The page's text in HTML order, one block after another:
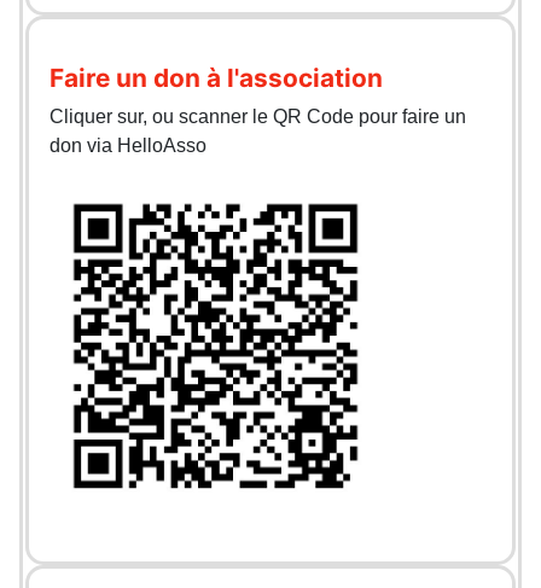
Faire un don à l'association
Cliquer sur, ou scanner le QR Code pour faire un
don via HelloAsso